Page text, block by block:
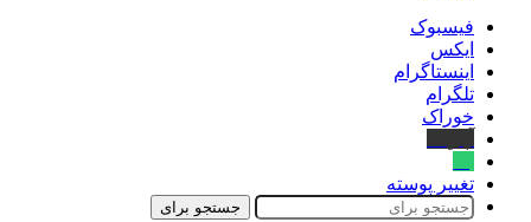
فیسبوک
ایکس
اینستاگرام
تلگرام
خوراک
تغییر پوسته
جستجو برای